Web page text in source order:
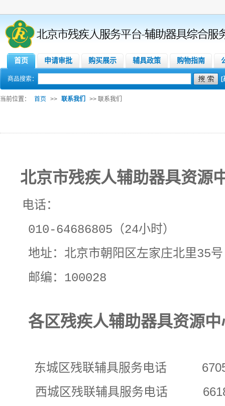
首页 申请审批 购买展示 辅具政策 购物指南
商品搜索： [
当前位置： 首页 >> 联系我们 >> 联系我们
北京市残疾人辅助器具资源
电话：
010-64686805（24小时）
地址：北京市朝阳区左家庄北里35号
邮编：100028
各区残疾人辅助器具资源中
东城区残联辅具服务电话
西城区残联辅具服务电话